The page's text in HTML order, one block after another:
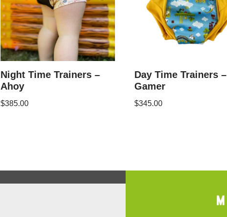
Night Time Trainers –
Ahoy
$385.00
Day Time Trainers –
Gamer
$345.00